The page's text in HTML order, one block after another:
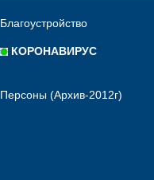
Благоустройство
КОРОНАВИРУС
Персоны (Архив-2012г)